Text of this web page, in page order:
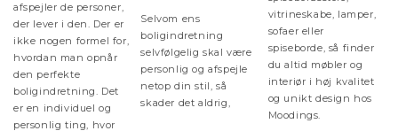
afspejler de personer,
der lever i den. Der er
ikke nogen formel for,
hvordan man opnår
den perfekte
boligindretning. Det
er en individuel og
personlig ting, hvor
Selvom ens
boligindretning
selvfølgelig skal være
personlig og afspejle
netop din stil, så
skader det aldrig,
vitrineskabe, lamper,
sofaer eller
spiseborde, så finder
du altid møbler og
interiør i høj kvalitet
og unikt design hos
Moodings.